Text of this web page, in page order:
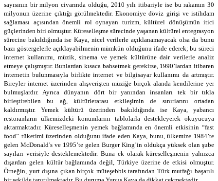
sayısının bir milyon civarında olduğu, 2010 yılı itibariyle ise bu rakamın 30
milyonun üzerine çıktığı görülmektedir. Ekonomiye döviz girişi ve istihdam
sağlaması açısından önemli rol oynayan turizm, kültürel dönüşümün itici
güçlerinden biri olmuştur. Küreselleşme sürecinde yaşanan kültürel entegrasyon
sürecine bakıldığında ise Kaya, nicel verilerle açıklanamayacak olsa da bunu
bazı göstergelerle açıklayabilmenin mümkün olduğunu ifade ederek; bu süreci
internet kullanımı, müzik, sinema ve yemek kültürüne dair verilerle analiz
etmeye çalışmıştır. Bunlardan kısaca bahsetmek gerekirse, 1990’lardan itibaren
internetin bulunmasıyla birlikte internet ve bilgisayar kullanımı da artmıştır.
Bireyler internet üzerinden alışverişten müziğe birçok alanda kendilerine yer
bulmuşlardır. Ayrıca dünyanın dört bir yanından insanları tek bir tıkla
birleştirebilen bu ağ, kültürlerarası etkileşimin de sınırlarını ortadan
kaldırmıştır. Yemek kültürü üzerinden bakıldığında ise Kaya, yabancı
restoranların ülkemizdeki konumlarını tablolarla destekleyerek okuyucuya
aktarmaktadır. Küreselleşmenin yemek bağlamında en önemli etkisinin “fast
food” tüketimi üzerinden olduğunu ifade eden Kaya, bunu, ülkemize 1984’te
gelen McDonald’s ve 1995’te gelen Burger King’in oldukça yüksek olan şube
sayıları verisiyle desteklemektedir. Buna ek olarak küreselleşmenin yalnızca
dışardan gelen kültür bağlamında değil, Türkiye üzerine de etkisi olmuştur.
Örneğin, yurt dışına çıkan birçok müteşebbis tarafından Türk mutfağı başarılı